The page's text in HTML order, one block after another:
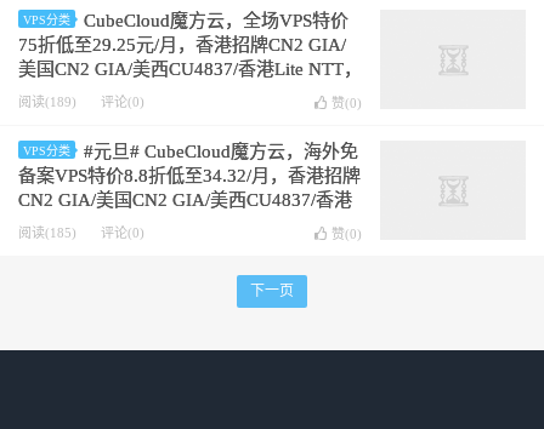
VPS分类
CubeCloud魔方云，全场VPS特价
75折低至29.25元/月，香港招牌CN2 GIA/
美国CN2 GIA/美西CU4837/香港Lite NTT，
赠送高级版CC硬件清洗
阅读(189) 评论(0) 赞(0)
VPS分类
#元旦# CubeCloud魔方云，海外免
备案VPS特价8.8折低至34.32/月，香港招牌
CN2 GIA/美国CN2 GIA/美西CU4837/香港
Lite NTT，赠送高级版CC硬件清洗
阅读(185) 评论(0) 赞(0)
下一页